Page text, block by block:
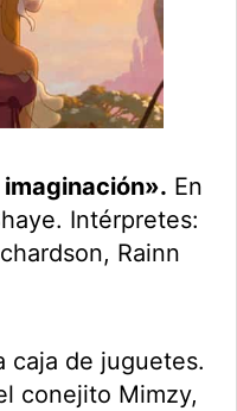
En
Intérpretes:
Rainn
caja de juguetes.
conejito Mimzy,